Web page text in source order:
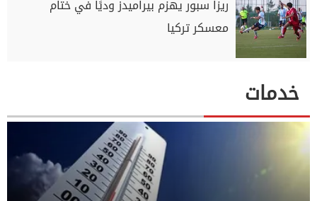
ريزا سبور يهزم بيراميدز وديًا في ختام
معسكر تركيا
خدمات